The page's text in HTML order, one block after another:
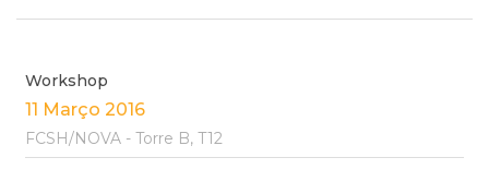
Workshop
11 Março 2016
FCSH/NOVA - Torre B, T12